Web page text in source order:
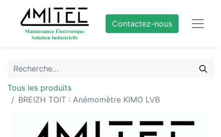
Contactez-nous
Tous les produits
BREIZH TOIT : Anémomètre KIMO LVB